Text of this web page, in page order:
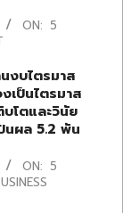
ON: 5
งบไตรมาส
เป็นไตรมาส
โตและวินัย
นผล 5.2 พัน
ON: 5